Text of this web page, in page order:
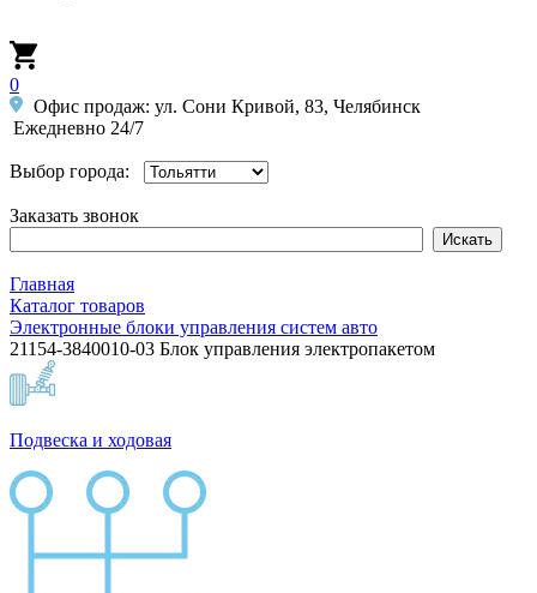
0
Офис продаж: ул. Сони Кривой, 83, Челябинск
Ежедневно 24/7
Выбор города:
Заказать звонок
Главная
Каталог товаров
Электронные блоки управления систем авто
21154-3840010-03 Блок управления электропакетом
Подвеска и ходовая